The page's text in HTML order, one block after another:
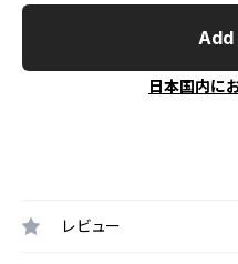
日本国内に
レビュー